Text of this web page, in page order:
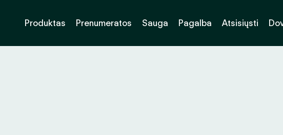
Produktas Prenumeratos Sauga Pagalba Atsisiųsti